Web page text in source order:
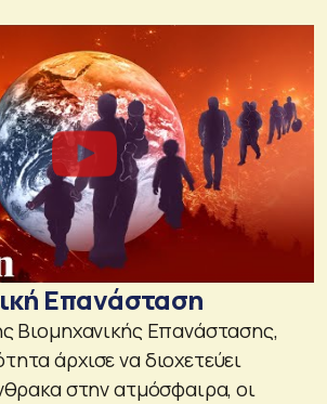
Επανάσταση
Βιομηχανικής Επανάστασης,
άρχισε να διοχετεύει
στην ατμόσφαιρα, οι